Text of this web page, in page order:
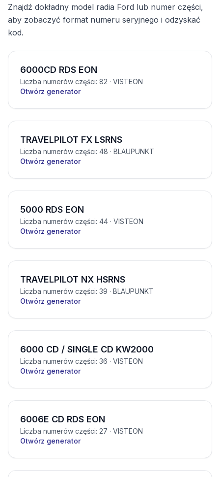
Znajdź dokładny model radia Ford lub numer części,
aby zobaczyć format numeru seryjnego i odzyskać
kod.
6000CD RDS EON
Liczba numerów części: 82 · VISTEON
Otwórz generator
TRAVELPILOT FX LSRNS
Liczba numerów części: 48 · BLAUPUNKT
Otwórz generator
5000 RDS EON
Liczba numerów części: 44 · VISTEON
Otwórz generator
TRAVELPILOT NX HSRNS
Liczba numerów części: 39 · BLAUPUNKT
Otwórz generator
6000 CD / SINGLE CD KW2000
Liczba numerów części: 36 · VISTEON
Otwórz generator
6006E CD RDS EON
Liczba numerów części: 27 · VISTEON
Otwórz generator